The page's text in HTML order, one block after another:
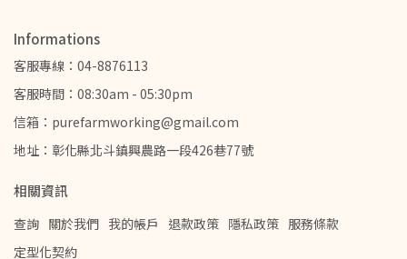
Informations
客服專線：04-8876113
客服時間：08:30am - 05:30pm
信箱：purefarmworking@gmail.com
地址：彰化縣北斗鎮興農路一段426巷77號
相關資訊
查詢 關於我們 我的帳戶 退款政策 隱私政策 服務條款
定型化契約